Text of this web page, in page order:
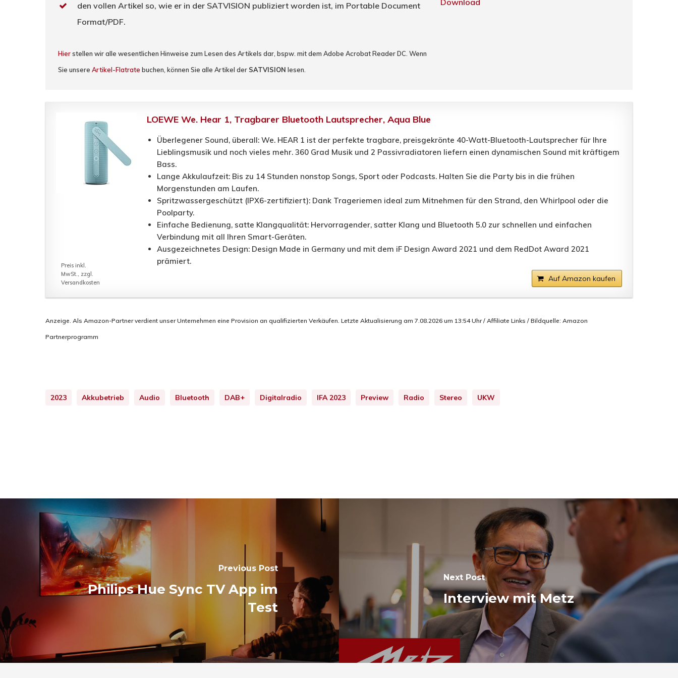
den vollen Artikel so, wie er in der SATVISION publiziert worden ist, im Portable Document
Format/PDF.
Hierstellen wir alle wesentlichen Hinweise zum Lesen des Artikels dar, bspw. mit dem Adobe Acrobat Reader DC. Wenn
Sie unsere Artikel-Flatrate buchen, können Sie alle Artikel der SATVISION lesen.
Download
LOEWE We. Hear 1, Tragbarer Bluetooth Lautsprecher, Aqua Blue
Überlegener Sound, überall: We. HEAR 1 ist der perfekte tragbare, preisgekrönte 40-Watt-Bluetooth-Lautsprecher für Ihre
Lieblingsmusik und noch vieles mehr. 360 Grad Musik und 2 Passivradiatoren liefern einen dynamischen Sound mit kräftigem
Bass.
Lange Akkulaufzeit: Bis zu 14 Stunden nonstop Songs, Sport oder Podcasts. Halten Sie die Party bis in die frühen
Morgenstunden am Laufen.
Spritzwassergeschützt (IPX6-zertifiziert): Dank Trageriemen ideal zum Mitnehmen für den Strand, den Whirlpool oder die
Poolparty.
Einfache Bedienung, satte Klangqualität: Hervorragender, satter Klang und Bluetooth 5.0 zur schnellen und einfachen
Verbindung mit all Ihren Smart-Geräten.
Ausgezeichnetes Design: Design Made in Germany und mit dem iF Design Award 2021 und dem RedDot Award 2021
prämiert.
Auf Amazon kaufen
Preis inkl.
MwSt., zzgl.
Versandkosten
Anzeige. Als Amazon-Partner verdient unser Unternehmen eine Provision an qualifizierten Verkäufen. Letzte Aktualisierung am 7.08.2026 um 13:54 Uhr / Affiliate Links / Bildquelle: Amazon
Partnerprogramm
2023 Akkubetrieb Audio Bluetooth DAB+ Digitalradio IFA 2023 Preview Radio Stereo UKW
Previous Post
Philips Hue Sync TV App im
Test
Next Post
Interview mit Metz